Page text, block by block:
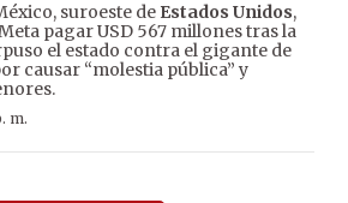
suroeste de Estados Unidos,
pagar USD 567 millones tras la
el estado contra el gigante de
causar “molestia pública” y
m.